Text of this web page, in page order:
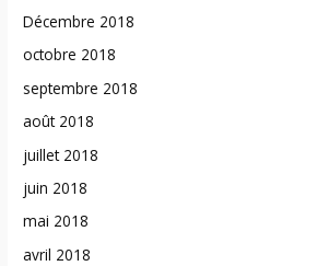
Décembre 2018
octobre 2018
septembre 2018
août 2018
juillet 2018
juin 2018
mai 2018
avril 2018